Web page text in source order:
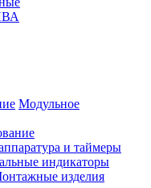
Модульное
и таймеры
индикаторы
изделия